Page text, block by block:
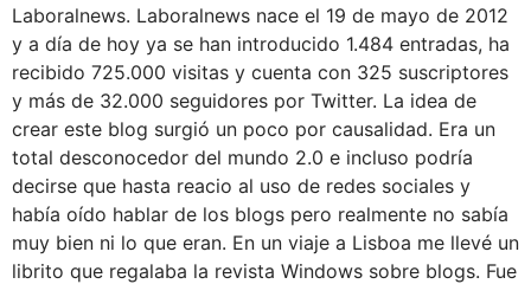
Laboralnews. Laboralnews nace el 19 de mayo de 2012
y a día de hoy ya se han introducido 1.484 entradas, ha
recibido 725.000 visitas y cuenta con 325 suscriptores
y más de 32.000 seguidores por Twitter. La idea de
crear este blog surgió un poco por causalidad. Era un
total desconocedor del mundo 2.0 e incluso podría
decirse que hasta reacio al uso de redes sociales y
había oído hablar de los blogs pero realmente no sabía
muy bien ni lo que eran. En un viaje a Lisboa me llevé un
librito que regalaba la revista Windows sobre blogs. Fue